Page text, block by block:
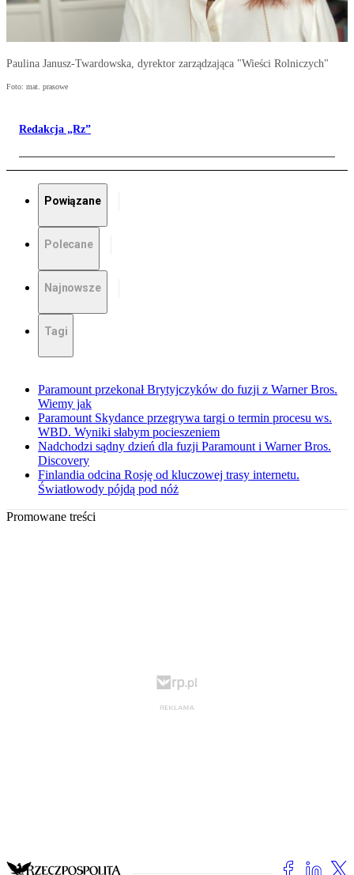
Paulina Janusz-Twardowska, dyrektor zarządzająca "Wieści Rolniczych"
Foto: mat. prasowe
Redakcja „Rz”
Powiązane
Polecane
Najnowsze
Tagi
Paramount przekonał Brytyjczyków do fuzji z Warner Bros.
Wiemy jak
Paramount Skydance przegrywa targi o termin procesu ws.
WBD. Wyniki słabym pocieszeniem
Nadchodzi sądny dzień dla fuzji Paramount i Warner Bros.
Discovery
Finlandia odcina Rosję od kluczowej trasy internetu.
Światłowody pójdą pod nóż
Promowane treści